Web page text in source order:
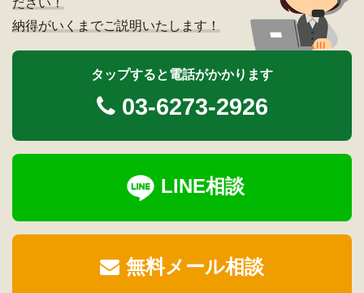
ださい！
納得がいくまでご説明いたします！
タップすると電話がかかります
03-6273-2926
LINE相談
無料メール相談